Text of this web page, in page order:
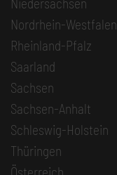
Nordrhein-Westfalen
Rheinland-Pfalz
Saarland
Sachsen
Sachsen-Anhalt
Schleswig-Holstein
Thüringen
Österreich